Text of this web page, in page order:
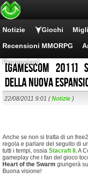
Notizie Giochi
Recensioni MMORPG
Promozioni
[Gamescom
della nuova
22/08/2011 9:01 (Notizie )
Anche se non si tratta di un
regola e parlare del seguito di
tutti i tempi, ossia Stacraft II.A
gameplay che i fan del gioco
Heart of the Swarm giungerà
Buona visione!